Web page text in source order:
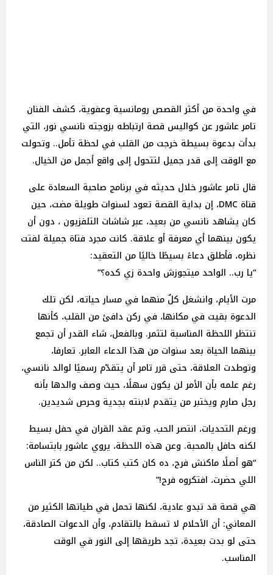
في واحدة من أكثر القصص رومانسية وعفوية، كشف الفنان
تامر عاشور عن كواليس قصة ارتباطه بزوجته نانسي نور، التي
بدأت بدعوة بسيطة خرجت من القلب في لحظة تأمل.. وتحولت
مع الوقت إلى قدر جميل لتتحول إلى واقع أجمل من الخيال.
قال تامر عاشور خلال حديثه في برنامج صاحبة السعادة على
قناة DMC، إن بداية القصة تعود لسنوات طويلة مضت، حين
كان يشاهد نانسي من بعيد، عبر شاشات التلفزيون ، دون أن
يكون بينهما أي معرفة أو علاقة. كانت مجرد فتاة جميلة لفتت
نظره، فأطلق دعاءً بسيطًا خاليًا من التعقيد:
“يا رب.. الواحد ميتجوزش واحدة زي كده؟”
مرت الأيام، وانشغل كلٌ منهما في مسار حياته، لكن تلك
الدعوة بقيت في مكانها، في ركن دافئ من القلب، كأنها
تنتظر اللحظة المناسبة لتثمر. وبالفعل، شاء القدر أن تجمع
بينهما الحياة بعد سنوات من هذا الدعاء العابر. تعارفا،
وتوطدت العلاقة، حتى قرر تامر أن يتقدّم رسميًا لوالد نانسي،
رغم علمه بأن الأمر لن يكون سهلًا، حيث وصف والدها بأنه
رجل صارم ويختبر من يتقدم لابنته بجدية وحرص شديدين.
ورغم التحديات، انتصر الحب، وتم عقد القران في حفل بسيط
لكنه حافل بالمحبة. وعن هذه اللحظة، يروي عاشور بابتسامة:
“هو أصلًا ماكنش فرح، ده كان كتب كتاب.. لكن من كتر الناس
اللي حضرت، افتكروه فرح!”
هي قصة قد تبدو عادية، لكنها تحمل في طياتها الكثير من
المعاني: أن الأحلام لا تسقط بالتقادم، وأن الدعوات الصادقة،
حتى لو بدت بعيدة، تجد طريقها إلى النور في الوقت
المناسب.